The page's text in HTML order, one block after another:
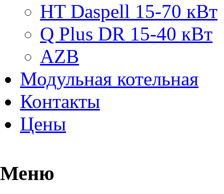
HT Daspell 15-70 кВт
Q Plus DR 15-40 кВт
AZB
Модульная котельная
Контакты
Цены
Меню